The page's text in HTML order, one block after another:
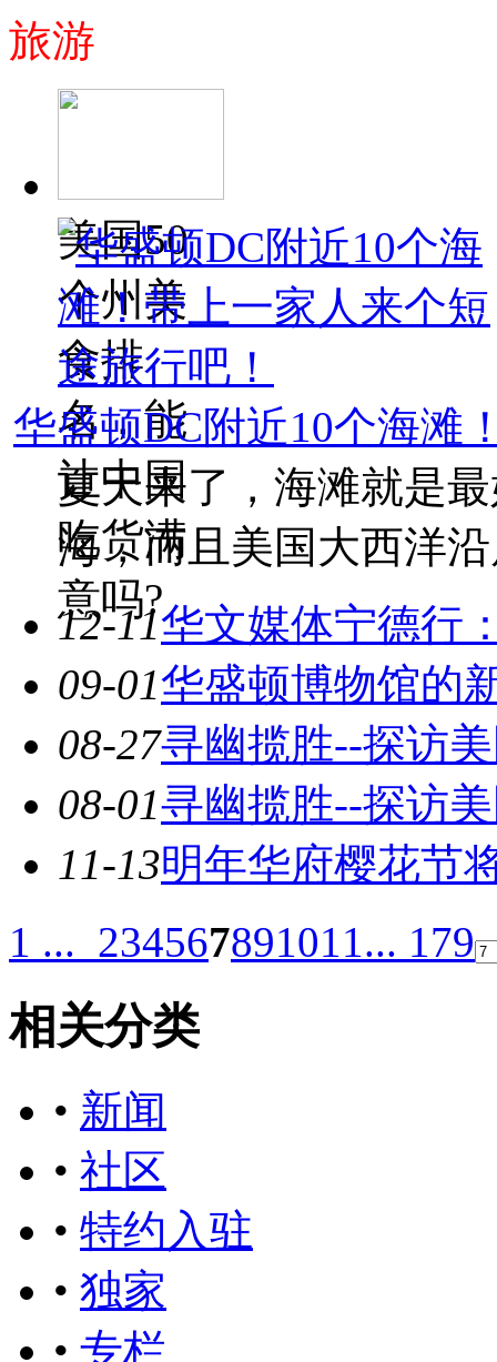
旅游
美国50
个州美
食排
名，能
让中国
吃货满
意吗?
华盛顿DC附近10个海滩
夏天来了，海滩就是
海，而且美国大西洋
12-11华文媒体宁德行
09-01华盛顿博物馆的
08-27寻幽揽胜--探访
08-01寻幽揽胜--探访
11-13明年华府樱花节
1 ... 234567891011... 179
相关分类
• 新闻
• 社区
• 特约入驻
• 独家
• 专栏